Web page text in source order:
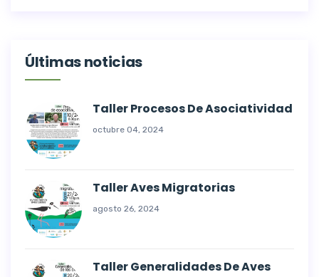
Últimas noticias
Taller Procesos De Asociatividad
octubre 04, 2024
Taller Aves Migratorias
agosto 26, 2024
Taller Generalidades De Aves